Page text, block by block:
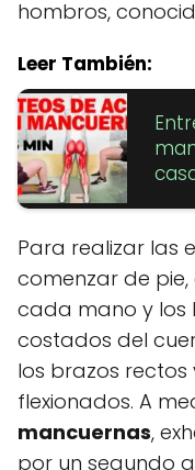
hombros,
Leer También:
Para realizar las
comenzar de pie,
cada mano y los
costados del
los brazos
flexionados. A
mancuernas,
por un segundo